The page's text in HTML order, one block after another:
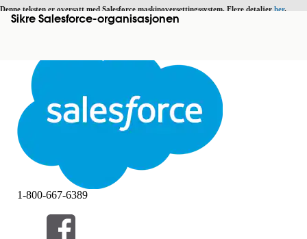
Denne teksten er oversatt med Salesforce maskinoversettingssystem. Flere detaljer her.
Bytt til engelsk Ikke nå
Avslutt Avslutt
Sikre Salesforce-organisasjonen
Filtre (0)
1-800-667-6389